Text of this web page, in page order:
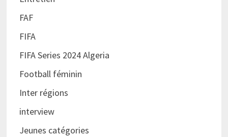
FAF
FIFA
FIFA Series 2024 Algeria
Football féminin
Inter régions
interview
Jeunes catégories